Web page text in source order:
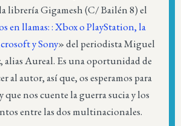
librería Gigamesh (C/ Bailén 8) el
en llamas: : Xbox o PlayStation, la
y Sony» del periodista Miguel
alias Aureal. Es una oportunidad de
al autor, así que, os esperamos para
que nos cuente la guerra sucia y los
entre las dos multinacionales.